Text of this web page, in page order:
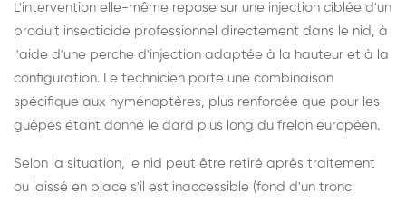
L'intervention elle-même repose sur une injection ciblée d'un
produit insecticide professionnel directement dans le nid, à
l'aide d'une perche d'injection adaptée à la hauteur et à la
configuration. Le technicien porte une combinaison
spécifique aux hyménoptères, plus renforcée que pour les
guêpes étant donné le dard plus long du frelon européen.
Selon la situation, le nid peut être retiré après traitement
ou laissé en place s'il est inaccessible (fond d'un tronc